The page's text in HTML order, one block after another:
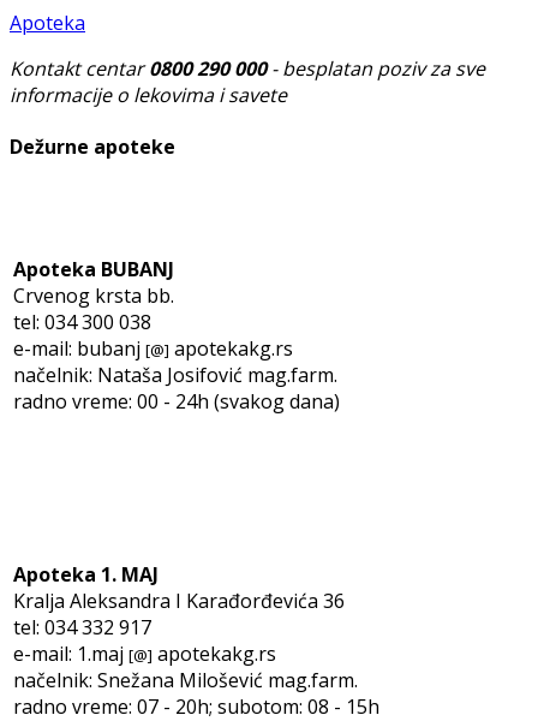
Apoteka
Kontakt centar0800 290 000- besplatan poziv za sve
informacije o lekovima i savete
Dežurne apoteke
Apoteka BUBANJ
Crvenog krsta bb.
tel: 034 300 038
e-mail: bubanj [@] apotekakg.rs
načelnik: Nataša Josifović mag.farm.
radno vreme: 00 - 24h (svakog dana)
Apoteka 1. MAJ
Kralja Aleksandra I Karađorđevića 36
tel: 034 332 917
e-mail: 1.maj [@] apotekakg.rs
načelnik: Snežana Milošević mag.farm.
radno vreme: 07 - 20h; subotom: 08 - 15h